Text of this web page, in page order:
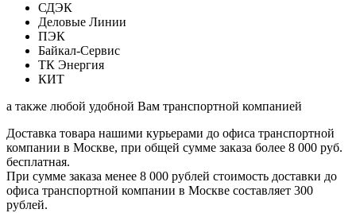
СДЭК
Деловые Линии
ПЭК
Байкал-Сервис
ТК Энергия
КИТ
а также любой удобной Вам транспортной компанией
Доставка товара нашими курьерами до офиса транспортной
компании в Москве, при общей сумме заказа более 8 000 руб.
бесплатная.
При сумме заказа менее 8 000 рублей стоимость доставки до
офиса транспортной компании в Москве составляет 300
рублей.